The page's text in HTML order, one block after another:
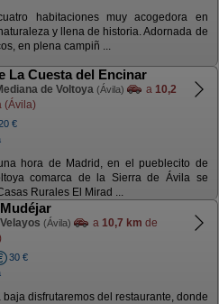
habitaciones muy acogedora en
y llena de historia. Adornada de
en plena campiñ ...
La Cuesta del Encinar
de Voltoya (Ávila) a 10,2
(Ávila)
€
hora de Madrid, en el pueblecito de
comarca de la Sierra de Ávila se
Rurales El Mirad ...
Velayos (Ávila) a 10,7 km de
30 €
baja disfrutaremos del restaurante, donde